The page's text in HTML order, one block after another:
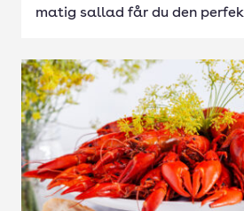
matig sallad får du den